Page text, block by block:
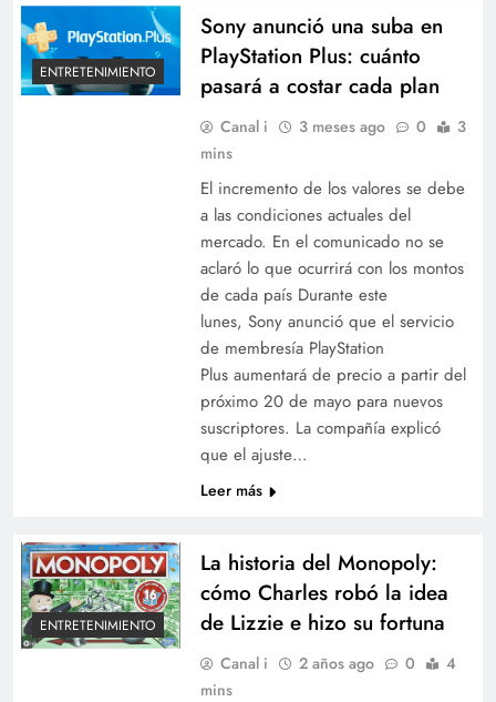
ENTRETENIMIENTO
Sony anunció una suba en
PlayStation Plus: cuánto
pasará a costar cada plan
Canal i 3 meses ago 0
3
mins
El incremento de los valores se debe
a las condiciones actuales del
mercado. En el comunicado no se
aclaró lo que ocurrirá con los montos
de cada país Durante este
lunes, Sony anunció que el servicio
de membresía PlayStation
Plus aumentará de precio a partir del
próximo 20 de mayo para nuevos
suscriptores. La compañía explicó
que el ajuste…
Leer más
ENTRETENIMIENTO
La historia del Monopoly:
cómo Charles robó la idea
de Lizzie e hizo su fortuna
Canal i 2 años ago 0
4
mins